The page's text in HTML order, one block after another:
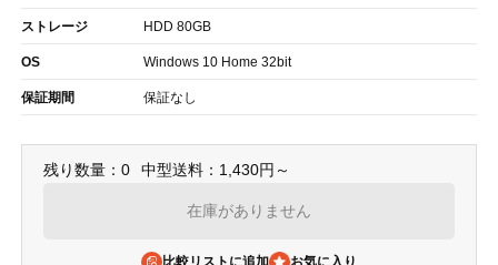
ストレージ HDD 80GB
OS Windows 10 Home 32bit
保証期間 保証なし
残り数量：0 中型送料：1,430円～
在庫がありません
比較リストに追加